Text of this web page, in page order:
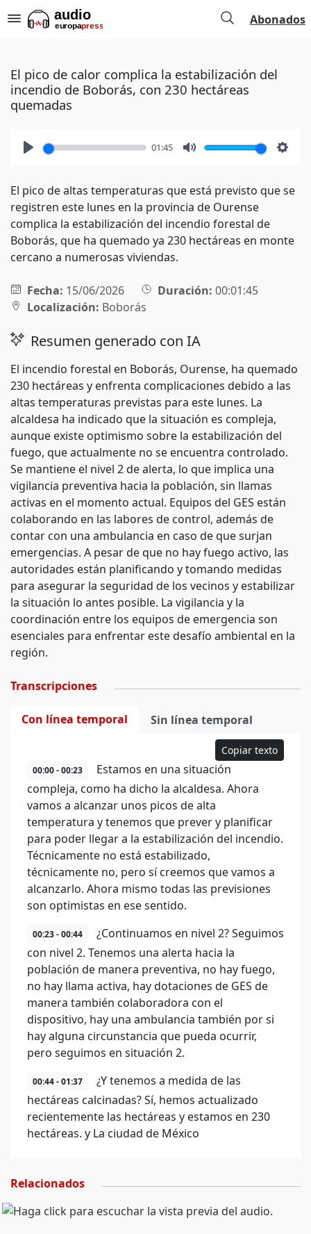
Abonados
El pico de calor complica la estabilización del
incendio de Boborás, con 230 hectáreas
quemadas
01:45
El pico de altas temperaturas que está previsto que se
registren este lunes en la provincia de Ourense
complica la estabilización del incendio forestal de
Boborás, que ha quemado ya 230 hectáreas en monte
cercano a numerosas viviendas.
Fecha: 15/06/2026 Duración: 00:01:45
Localización: Boborás
Resumen generado con IA
El incendio forestal en Boborás, Ourense, ha quemado
230 hectáreas y enfrenta complicaciones debido a las
altas temperaturas previstas para este lunes. La
alcaldesa ha indicado que la situación es compleja,
aunque existe optimismo sobre la estabilización del
fuego, que actualmente no se encuentra controlado.
Se mantiene el nivel 2 de alerta, lo que implica una
vigilancia preventiva hacia la población, sin llamas
activas en el momento actual. Equipos del GES están
colaborando en las labores de control, además de
contar con una ambulancia en caso de que surjan
emergencias. A pesar de que no hay fuego activo, las
autoridades están planificando y tomando medidas
para asegurar la seguridad de los vecinos y estabilizar
la situación lo antes posible. La vigilancia y la
coordinación entre los equipos de emergencia son
esenciales para enfrentar este desafío ambiental en la
región.
Transcripciones
Con línea temporal Sin línea temporal
Copiar texto
00:00 - 00:23
Estamos en una situación
compleja, como ha dicho la alcaldesa. Ahora
vamos a alcanzar unos picos de alta
temperatura y tenemos que prever y planificar
para poder llegar a la estabilización del incendio.
Técnicamente no está estabilizado,
técnicamente no, pero sí creemos que vamos a
alcanzarlo. Ahora mismo todas las previsiones
son optimistas en ese sentido.
00:23 - 00:44
¿Continuamos en nivel 2? Seguimos
con nivel 2. Tenemos una alerta hacia la
población de manera preventiva, no hay fuego,
no hay llama activa, hay dotaciones de GES de
manera también colaboradora con el
dispositivo, hay una ambulancia también por si
hay alguna circunstancia que pueda ocurrir,
pero seguimos en situación 2.
00:44 - 01:37
¿Y tenemos a medida de las
hectáreas calcinadas? Sí, hemos actualizado
recientemente las hectáreas y estamos en 230
hectáreas. y La ciudad de México
Relacionados